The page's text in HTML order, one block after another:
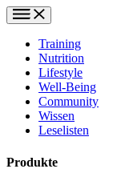
Training
Nutrition
Lifestyle
Well-Being
Community
Wissen
Leselisten
Produkte